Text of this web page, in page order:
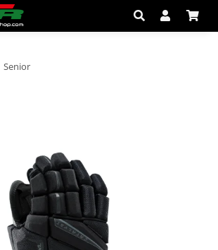
Senior